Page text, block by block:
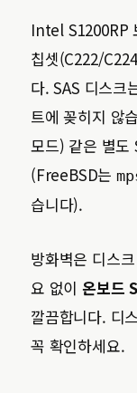
Intel S1200RP
칩셋(C222/
다. SAS 디스크
트에 꽂히지 않
모드) 같은 별도
(FreeBSD는
습니다).
방화벽은 디스
요 없이 온보드
깔끔합니다. 디
꼭 확인하세요.